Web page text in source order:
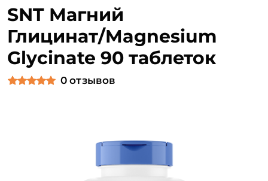
SNT Магний
Глицинат/Magnesium
Glycinate 90 таблеток
0 отзывов